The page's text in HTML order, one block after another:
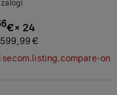
zalogi
€× 24
€
on